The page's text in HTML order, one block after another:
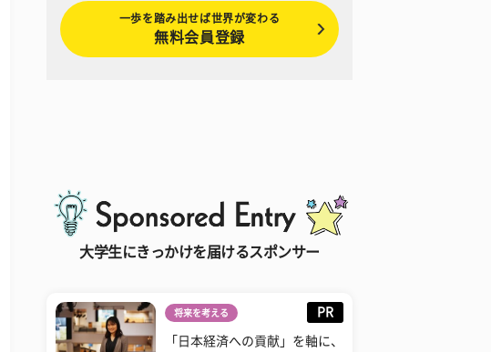
一歩を踏み出せば世界が変わる
無料会員登録
大学生にきっかけを届けるスポンサー
将来を考える PR
「日本経済への貢献」を軸に、